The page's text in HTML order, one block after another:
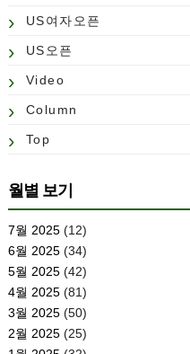
US여자오픈
US오픈
Video
Column
Top
월별 보기
7월 2025(12)
6월 2025(34)
5월 2025(42)
4월 2025(81)
3월 2025(50)
2월 2025(25)